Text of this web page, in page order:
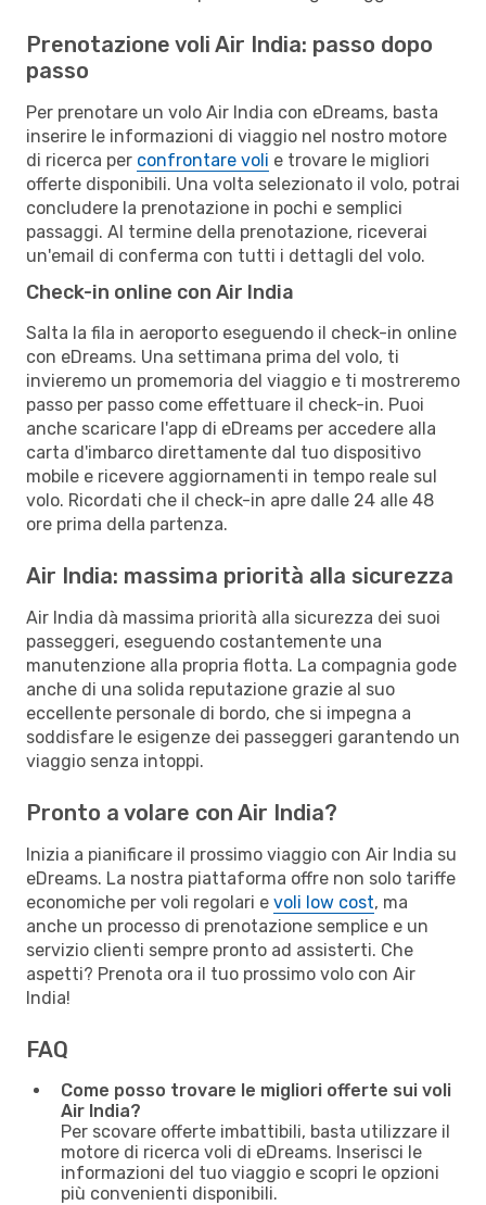
Prenotazione voli Air India: passo dopo
passo
Per prenotare un volo Air India con eDreams, basta
inserire le informazioni di viaggio nel nostro motore
di ricerca per confrontare voli e trovare le migliori
offerte disponibili. Una volta selezionato il volo, potrai
concludere la prenotazione in pochi e semplici
passaggi. Al termine della prenotazione, riceverai
un'email di conferma con tutti i dettagli del volo.
Check-in online con Air India
Salta la fila in aeroporto eseguendo il check-in online
con eDreams. Una settimana prima del volo, ti
invieremo un promemoria del viaggio e ti mostreremo
passo per passo come effettuare il check-in. Puoi
anche scaricare l'app di eDreams per accedere alla
carta d'imbarco direttamente dal tuo dispositivo
mobile e ricevere aggiornamenti in tempo reale sul
volo. Ricordati che il check-in apre dalle 24 alle 48
ore prima della partenza.
Air India: massima priorità alla sicurezza
Air India dà massima priorità alla sicurezza dei suoi
passeggeri, eseguendo costantemente una
manutenzione alla propria flotta. La compagnia gode
anche di una solida reputazione grazie al suo
eccellente personale di bordo, che si impegna a
soddisfare le esigenze dei passeggeri garantendo un
viaggio senza intoppi.
Pronto a volare con Air India?
Inizia a pianificare il prossimo viaggio con Air India su
eDreams. La nostra piattaforma offre non solo tariffe
economiche per voli regolari e voli low cost, ma
anche un processo di prenotazione semplice e un
servizio clienti sempre pronto ad assisterti. Che
aspetti? Prenota ora il tuo prossimo volo con Air
India!
FAQ
Come posso trovare le migliori offerte sui voli
Air India?
Per scovare offerte imbattibili, basta utilizzare il
motore di ricerca voli di eDreams. Inserisci le
informazioni del tuo viaggio e scopri le opzioni
più convenienti disponibili.